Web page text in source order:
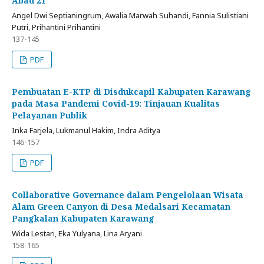
Angel Dwi Septianingrum, Awalia Marwah Suhandi, Fannia Sulistiani
Putri, Prihantini Prihantini
137-145
PDF
Pembuatan E-KTP di Disdukcapil Kabupaten Karawang
pada Masa Pandemi Covid-19: Tinjauan Kualitas
Pelayanan Publik
Inka Farjela, Lukmanul Hakim, Indra Aditya
146-157
PDF
Collaborative Governance dalam Pengelolaan Wisata
Alam Green Canyon di Desa Medalsari Kecamatan
Pangkalan Kabupaten Karawang
Wida Lestari, Eka Yulyana, Lina Aryani
158-165